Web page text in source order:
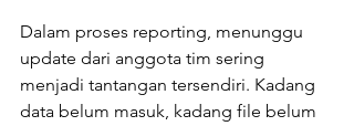
Dalam proses reporting, menunggu
update dari anggota tim sering
menjadi tantangan tersendiri. Kadang
data belum masuk, kadang file belum